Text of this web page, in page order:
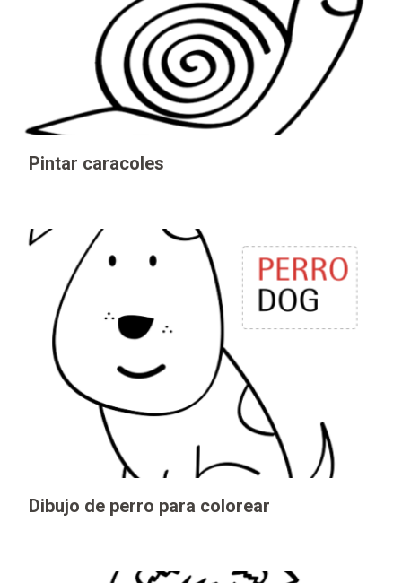
Pintar caracoles
Dibujo de perro para colorear